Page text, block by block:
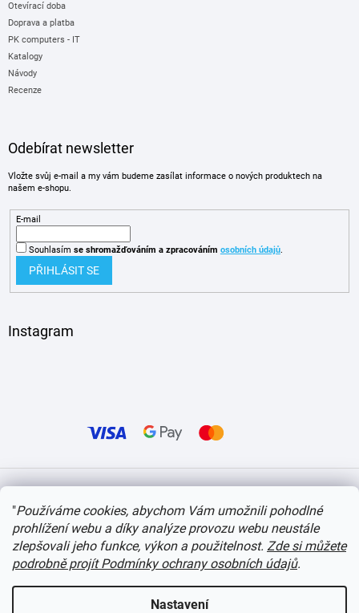
"Používáme cookies, abychom Vám umožnili pohodlné
prohlížení webu a díky analýze provozu webu neustále
zlepšovali jeho funkce, výkon a použitelnost. Zde si můžete
podrobně projít Podmínky ochrany osobních údajů.
Nastavení
Otevírací doba
Doprava a platba
PK computers - IT
Katalogy
Návody
Recenze
Odebírat newsletter
Vložte svůj e-mail a my vám budeme zasílat informace o nových produktech na
našem e-shopu.
E-mail
Souhlasím se shromažďováním a zpracováním osobních údajů.
PŘIHLÁSIT SE
Instagram
Copyright 2026 itvlaky.cz . Všechna práva vyhrazena. Upravit nastavení cookies